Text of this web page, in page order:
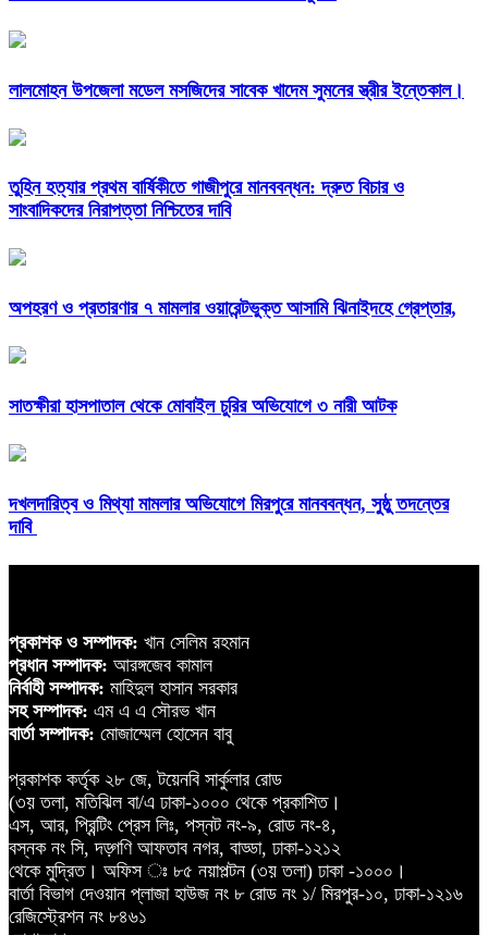
লালমোহন উপজেলা মডেল মসজিদের সাবেক খাদেম সুমনের স্ত্রীর ইন্তেকাল।
তুহিন হত্যার প্রথম বার্ষিকীতে গাজীপুরে মানববন্ধন: দ্রুত বিচার ও
সাংবাদিকদের নিরাপত্তা নিশ্চিতের দাবি
অপহরণ ও প্রতারণার ৭ মামলার ওয়ারেন্টভুক্ত আসামি ঝিনাইদহে গ্রেপ্তার,
সাতক্ষীরা হাসপাতাল থেকে মোবাইল চুরির অভিযোগে ৩ নারী আটক
দখলদারিত্ব ও মিথ্যা মামলার অভিযোগে মিরপুরে মানববন্ধন, সুষ্ঠু তদন্তের
দাবি
প্রকাশক ও সম্পাদক: খান সেলিম রহমান
প্রধান সম্পাদক: আরঙ্গজেব কামাল
নির্বাহী সম্পাদক: মাহিদুল হাসান সরকার
সহ সম্পাদক: এম এ এ সৌরভ খান
বার্তা সম্পাদক: মোজাম্মেল হোসেন বাবু
প্রকাশক কর্তৃক ২৮ জে, টয়েনবি সার্কুলার রোড
(৩য় তলা, মতিঝিল বা/এ ঢাকা-১০০০ থেকে প্রকাশিত।
এস, আর, প্রিন্টিং প্রেস লিঃ, পস্নট নং-৯, রোড নং-৪,
বস্নক নং সি, দড়্গণি আফতাব নগর, বাড্ডা, ঢাকা-১২১২
থেকে মুদ্রিত। অফিস ঃ ৮৫ নয়াপল্টন (৩য় তলা) ঢাকা -১০০০।
বার্তা বিভাগ দেওয়ান প্লাজা হাউজ নং ৮ রোড নং ১/ মিরপুর-১০, ঢাকা-১২১৬
রেজিস্ট্রেশন নং ৮৪৬১